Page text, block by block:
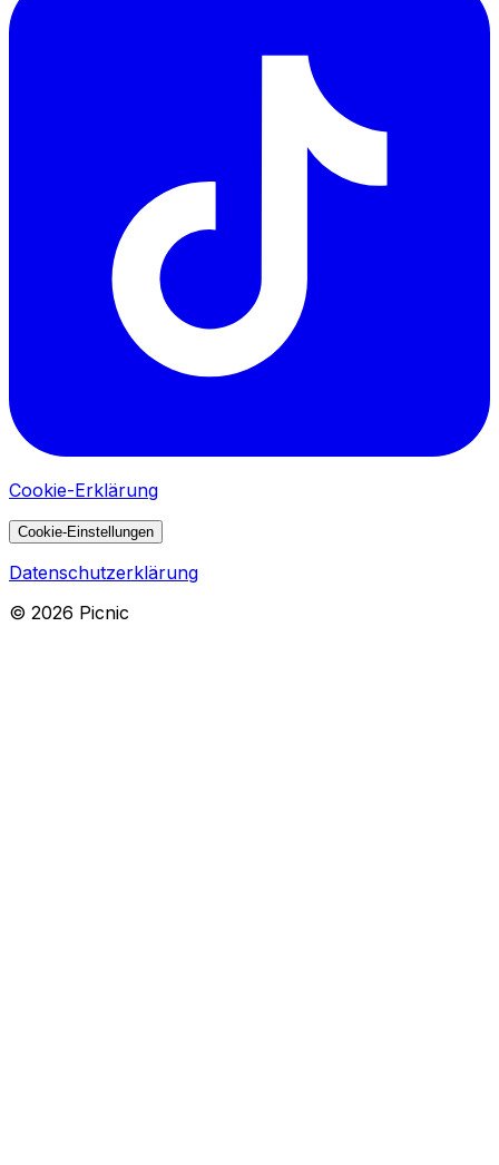
Cookie-Erklärung
Cookie-Einstellungen
Datenschutzerklärung
© 2026 Picnic